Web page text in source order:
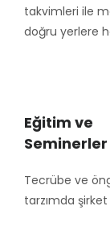
takvimleri ile
doğru yerlere
Eğitim ve
Seminerler
Tecrübe ve
tarzımda